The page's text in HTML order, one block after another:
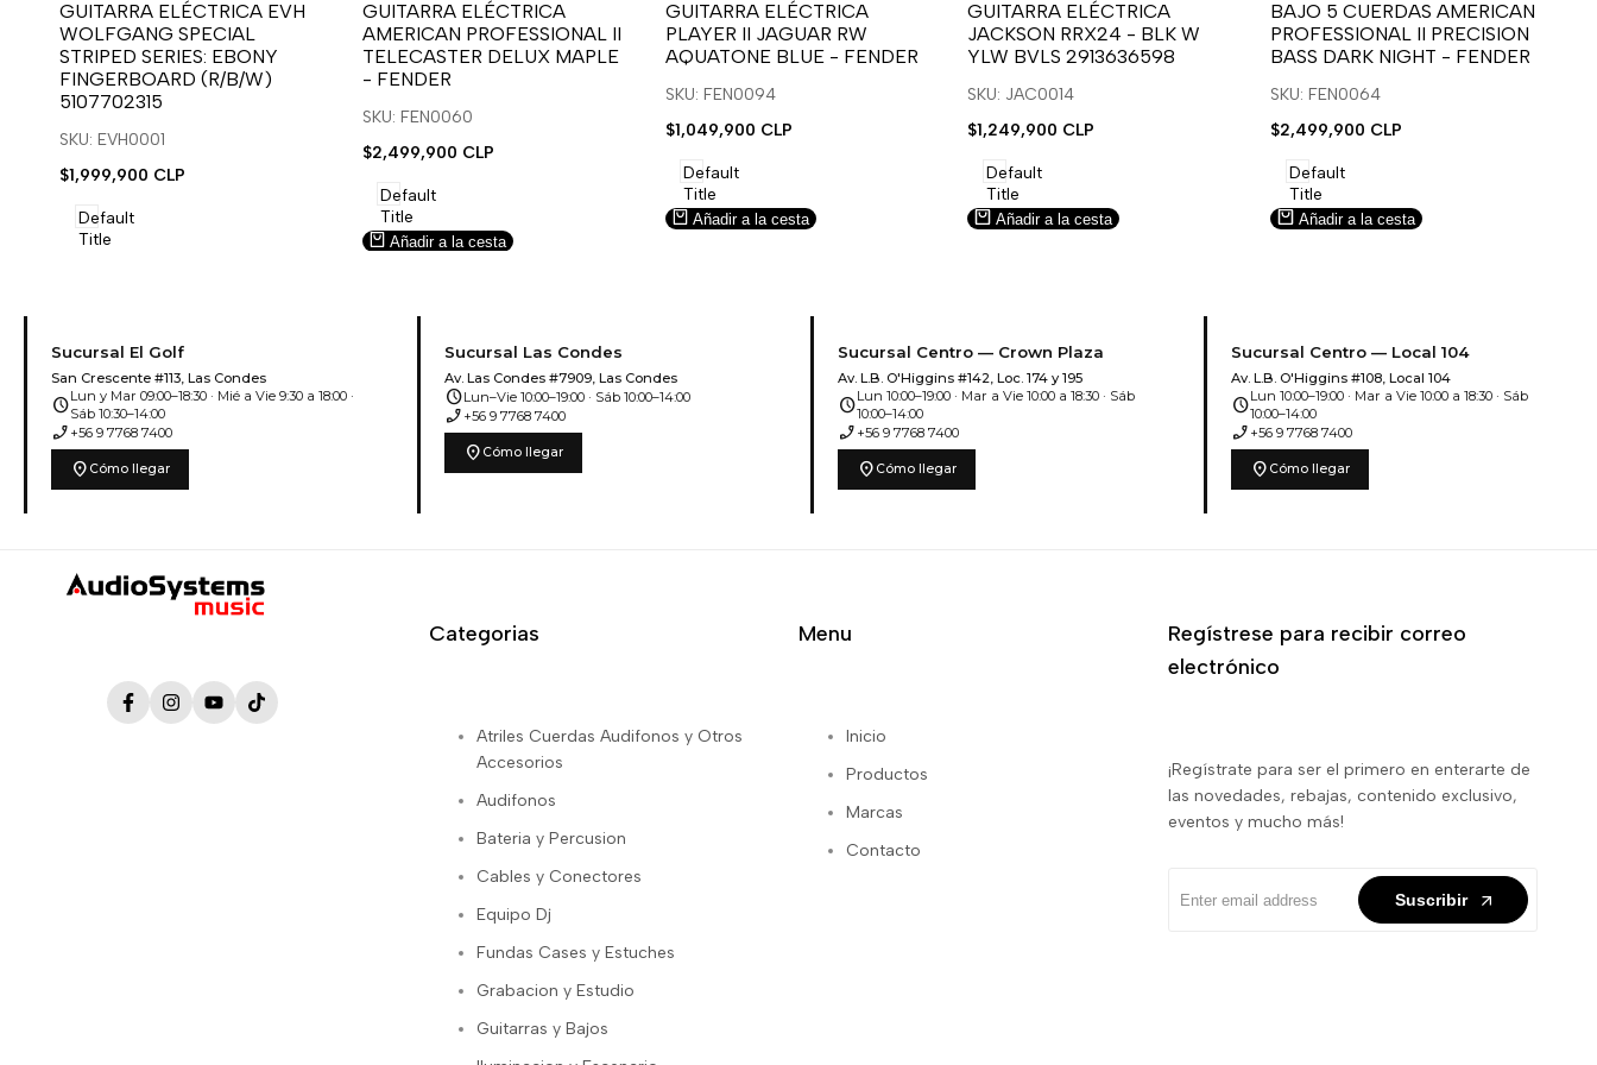
para
usar
la
lista
de
deseos.
para
usar
Compare
GUITARRA ELÉCTRICA EVH
WOLFGANG SPECIAL
STRIPED SERIES: EBONY
FINGERBOARD (R/B/W)
5107702315
SKU: EVH0001
Precio
venta
$1,999,900 CLP
Default
Title
para
usar
la
lista
de
para
usar
Compare
GUITARRA ELÉCTRICA
AMERICAN PROFESSIONAL II
TELECASTER DELUX MAPLE
- FENDER
SKU: FEN0060
Precio
venta
$2,499,900 CLP
Default
Title
Añadir a la cesta
para
usar
la
lista
deseos.
para
usar
Compare
GUITARRA ELÉCTRICA
PLAYER II JAGUAR RW
AQUATONE BLUE - FENDER
SKU: FEN0094
Precio
venta
$1,049,900 CLP
Default
Title
Añadir a la cesta
para
usar
la
lista
deseos.
para
usar
Compare
GUITARRA ELÉCTRICA
JACKSON RRX24 - BLK W
YLW BVLS 2913636598
SKU: JAC0014
Precio
venta
$1,249,900 CLP
Default
Title
Añadir a la cesta
para
usar
la
lista
deseos.
para
usar
Compare
BAJO 5 CUERDAS AMERICAN
PROFESSIONAL II PRECISION
BASS DARK NIGHT - FENDER
SKU: FEN0064
Precio
venta
$2,499,900 CLP
Default
Title
Añadir a la cesta
Sucursal El Golf
San Crescente #113, Las Condes
scheduleLun y Mar 09:00–18:30 · Mié a Vie 9:30 a 18:00 ·
Sáb 10:30–14:00
phone_enabled +56 9 7768 7400
location_on Cómo llegar
Sucursal Las Condes
Av. Las Condes #7909, Las Condes
scheduleLun–Vie 10:00–19:00 · Sáb 10:00–14:00
phone_enabled +56 9 7768 7400
location_on Cómo llegar
Sucursal Centro — Crown Plaza
Av. L.B. O'Higgins #142, Loc. 174 y 195
scheduleLun 10:00–19:00 · Mar a Vie 10:00 a 18:30 · Sáb
10:00–14:00
phone_enabled +56 9 7768 7400
location_on Cómo llegar
Sucursal Centro — Local 104
Av. L.B. O'Higgins #108, Local 104
scheduleLun 10:00–19:00 · Mar a Vie 10:00 a 18:30 · Sáb
10:00–14:00
phone_enabled +56 9 7768 7400
location_on Cómo llegar
FacebookInstagramYouTubeTikTok
Categorias
Atriles Cuerdas Audifonos y Otros
Accesorios
Audifonos
Bateria y Percusion
Cables y Conectores
Equipo Dj
Fundas Cases y Estuches
Grabacion y Estudio
Guitarras y Bajos
Menu
Inicio
Productos
Marcas
Contacto
Regístrese para recibir correo
electrónico
¡Regístrate para ser el primero en enterarte de
las novedades, rebajas, contenido exclusivo,
eventos y mucho más!
Suscribir